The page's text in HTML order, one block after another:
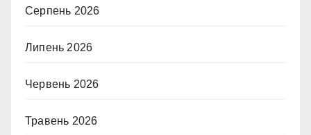
Серпень 2026
Липень 2026
Червень 2026
Травень 2026